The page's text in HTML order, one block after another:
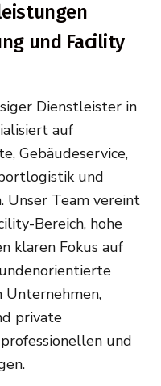
und Facility
Dienstleister in
auf
Gebäudeservice,
und
Unser Team vereint
Bereich, hohe
klaren Fokus auf
private
und